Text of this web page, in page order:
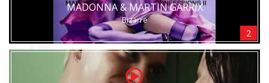
MADONNA & MARTIN GARRIX
Bizarre
2